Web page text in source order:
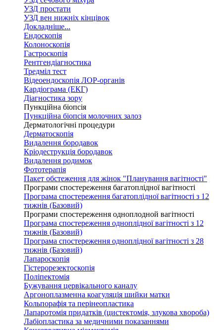
УЗД простати
УЗД вен нижніх кінцівок
Докладніше...
Ендоскопія
Колоноскопія
Гастроскопія
Рентгендіагностика
Тредміл тест
Відеоендоскопія ЛОР-органів
Кардіограма (ЕКГ)
Діагностика зору
Пункційна біопсія
Пункційна біопсія молочних залоз
Дерматологічні процедури
Дерматоскопія
Видалення бородавок
Кріодеструкція бородавок
Видалення родимок
Фототерапія
Пакет обстеження для жінок "Планування вагітності"
Програми спостереження багатоплідної вагітності
Програма спостереження багатоплідної вагітності з 12
тижнів (Базовий)
Програми спостереження одноплодной вагітності
Програма спостереження одноплідної вагітності з 12
тижнів (Базовий)
Програма спостереження одноплідної вагітності з 28
тижнів (Базовий)
Лапароскопія
Гістерорезектоскопія
Поліпектомія
Бужування цервікального каналу
Аргоноплазменна коагуляція шийки матки
Кольпорафія та перінеопластика
Лапаротомія придатків (цистектомія, злукова хвороба)
Лабіопластика за медичними показаннями